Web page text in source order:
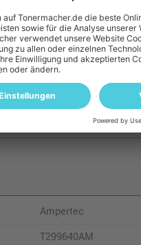
Expression
Expression
Expression
Expression
Expression
Expression
Ampertec
T299640AM